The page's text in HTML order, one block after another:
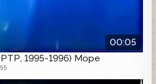
00:05
1995-1996) Море